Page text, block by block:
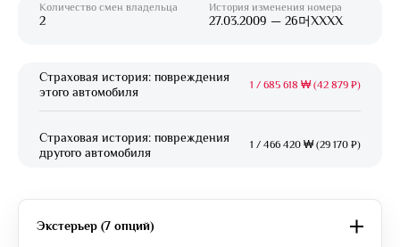
Количество смен владельца
2
История изменения номера
27.03.2009 — 26머XXXX
Страховая история: повреждения
этого автомобиля
1 / 685 618 ₩ (42 879 ₽)
Страховая история: повреждения
другого автомобиля
1 / 466 420 ₩ (29 170 ₽)
Экстерьер (7 опций)